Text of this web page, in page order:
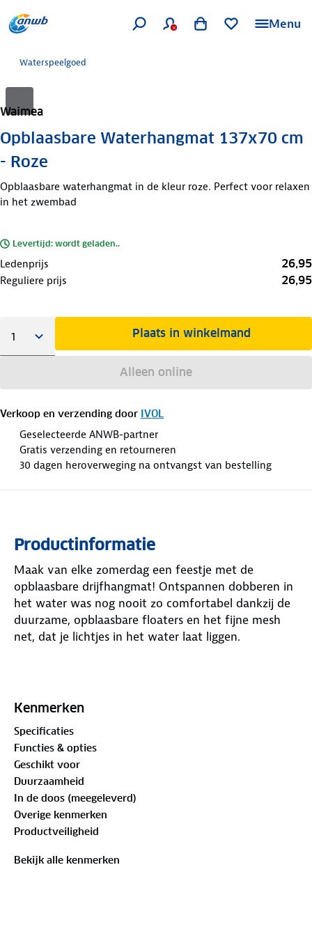
Menu
Waterspeelgoed
Waimea
Opblaasbare Waterhangmat 137x70 cm
- Roze
Opblaasbare waterhangmat in de kleur roze. Perfect voor relaxen
in het zwembad
Levertijd: wordt geladen..
Ledenprijs 26,95
Reguliere prijs 26,95
Plaats in winkelmand
Alleen online
Verkoop en verzending door IVOL
Geselecteerde ANWB-partner
Gratis verzending en retourneren
30 dagen heroverweging na ontvangst van bestelling
Productinformatie
Maak van elke zomerdag een feestje met de
opblaasbare drijfhangmat! Ontspannen dobberen in
het water was nog nooit zo comfortabel dankzij de
duurzame, opblaasbare floaters en het fijne mesh
net, dat je lichtjes in het water laat liggen.
- duurzame PVC drijvers met luxe polyester
afwerking en vrolijke print
- opgeblazen is de hangmat ca. 137 x 70 cm groot en
geschikt voor een gewicht van max 80 kg
Kenmerken
Specificaties
Functies & opties
Geschikt voor
Duurzaamheid
In de doos (meegeleverd)
Overige kenmerken
Productveiligheid
Bekijk alle kenmerken